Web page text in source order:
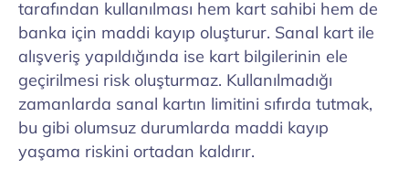
tarafından kullanılması hem kart sahibi hem de
banka için maddi kayıp oluşturur. Sanal kart ile
alışveriş yapıldığında ise kart bilgilerinin ele
geçirilmesi risk oluşturmaz. Kullanılmadığı
zamanlarda sanal kartın limitini sıfırda tutmak,
bu gibi olumsuz durumlarda maddi kayıp
yaşama riskini ortadan kaldırır.